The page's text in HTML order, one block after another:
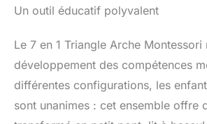
Un outil éducatif polyvalent
Le 7 en 1 Triangle Arche
développement des compétences
différentes configurations, les
sont unanimes : cet ensemble offre